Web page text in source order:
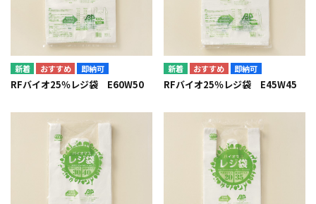
即納可
RFバイオ25％レジ袋 E60W50
即納可
RFバイオ25％レジ袋 E45W45